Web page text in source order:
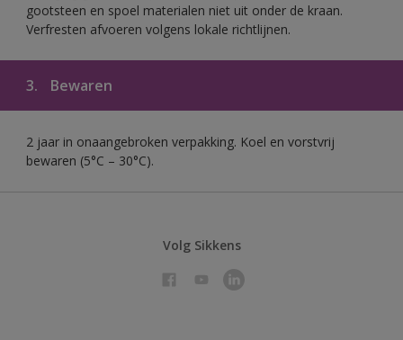
gootsteen en spoel materialen niet uit onder de kraan.
Verfresten afvoeren volgens lokale richtlijnen.
3. Bewaren
2 jaar in onaangebroken verpakking. Koel en vorstvrij
bewaren (5°C – 30°C).
Volg Sikkens